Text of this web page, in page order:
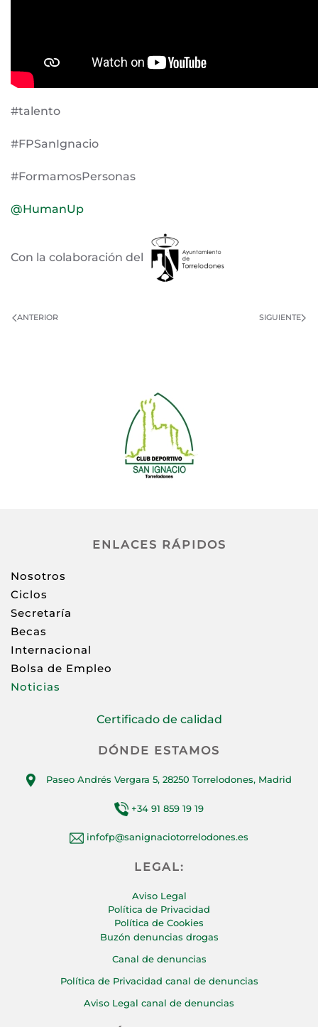
#talento
#FPSanIgnacio
#FormamosPersonas
@HumanUp
Con la colaboración del
ANTERIOR SIGUIENTE
ENLACES RÁPIDOS
Nosotros
Ciclos
Secretaría
Becas
Internacional
Bolsa de Empleo
Noticias
Certificado de calidad
DÓNDE ESTAMOS
Paseo Andrés Vergara 5, 28250 Torrelodones, Madrid
+34 91 859 19 19
infofp@sanignaciotorrelodones.es
LEGAL:
Aviso Legal
Política de Privacidad
Política de Cookies
Buzón denuncias drogas
Canal de denuncias
Política de Privacidad canal de denuncias
Aviso Legal canal de denuncias